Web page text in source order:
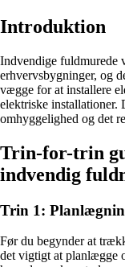
Introduktion
Indvendige fuldmurede
erhvervsbygninger, og
vægge for at installere
elektriske
omhyggelighed og det
Trin-for-trin
indvendig
Trin 1:
Før du begynder at
det vigtigt at planlægge